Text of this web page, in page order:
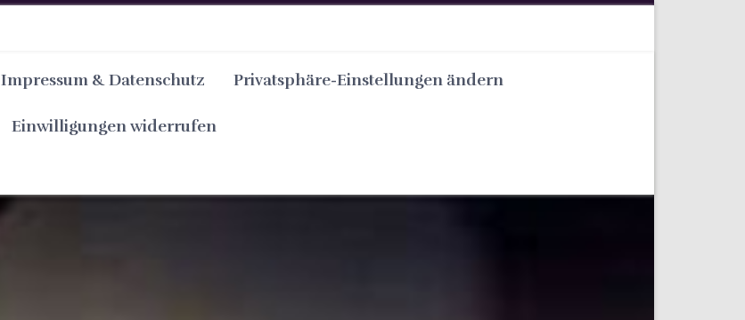
Impressum & Datenschutz Privatsphäre-Einstellungen ändern
Einwilligungen widerrufen